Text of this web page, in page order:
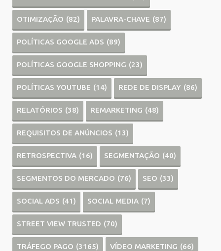
OTIMIZAÇÃO (82) PALAVRA-CHAVE (87)
POLÍTICAS GOOGLE ADS (89)
POLÍTICAS GOOGLE SHOPPING (23)
POLÍTICAS YOUTUBE (14) REDE DE DISPLAY (86)
RELATÓRIOS (38) REMARKETING (48)
REQUISITOS DE ANÚNCIOS (13)
RETROSPECTIVA (16) SEGMENTAÇÃO (40)
SEGMENTOS DO MERCADO (76) SEO (33)
SOCIAL ADS (41) SOCIAL MEDIA (7)
STREET VIEW TRUSTED (70)
TRÁFEGO PAGO (3165) VÍDEO MARKETING (66)